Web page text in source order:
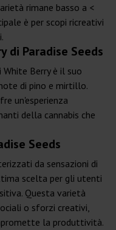
rimane basso a <
è per scopi ricreativi
di Paradise Seeds
Berry è il suo
di pino e mirtillo.
un'esperienza
della cannabis che
Seeds
da sensazioni di
scelta per gli utenti
Questa varietà
o sforzi creativi,
la produttività.